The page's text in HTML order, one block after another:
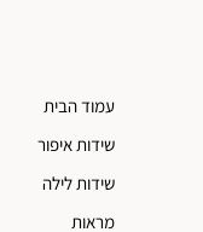
עמוד הבית
שידות איפור
שידות לילה
מראות